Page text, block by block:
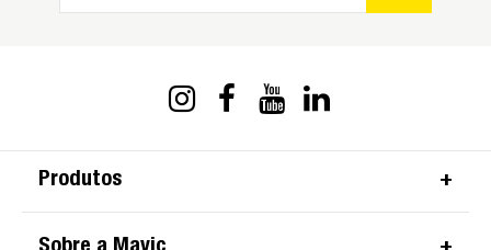
Produtos